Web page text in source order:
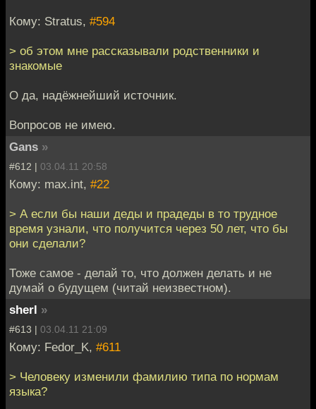
Кому: Stratus, #594
> об этом мне рассказывали родственники и
знакомые
О да, надёжнейший источник.
Вопросов не имею.
Gans »
#612 | 03.04.11 20:58
Кому: max.int, #22
> А если бы наши деды и прадеды в то трудное
время узнали, что получится через 50 лет, что бы
они сделали?
Тоже самое - делай то, что должен делать и не
думай о будущем (читай неизвестном).
sherl »
#613 | 03.04.11 21:09
Кому: Fedor_K, #611
> Человеку изменили фамилию типа по нормам
языка?